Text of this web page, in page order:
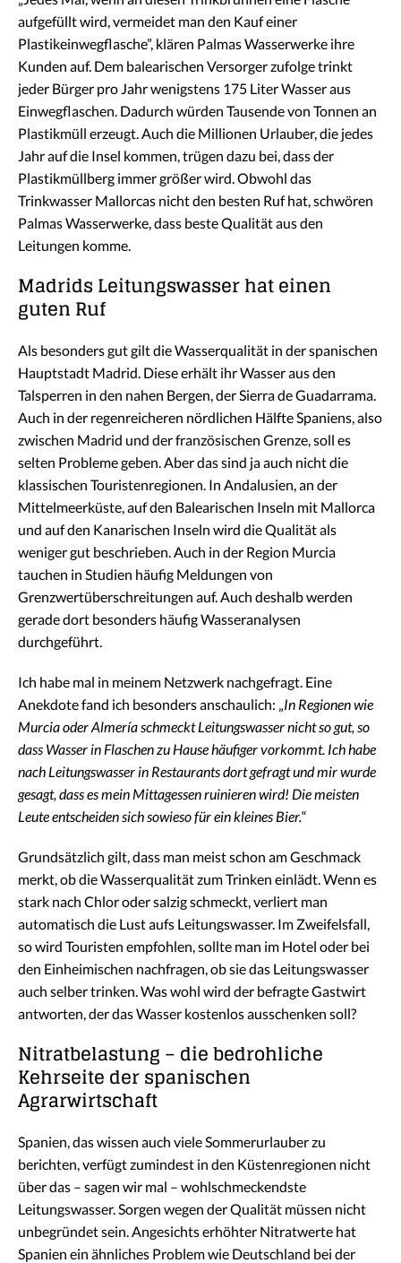
aufgefüllt wird, vermeidet man den Kauf einer
Plastikeinwegflasche”, klären Palmas Wasserwerke ihre
Kunden auf. Dem balearischen Versorger zufolge trinkt
jeder Bürger pro Jahr wenigstens 175 Liter Wasser aus
Einwegflaschen. Dadurch würden Tausende von Tonnen an
Plastikmüll erzeugt. Auch die Millionen Urlauber, die jedes
Jahr auf die Insel kommen, trügen dazu bei, dass der
Plastikmüllberg immer größer wird. Obwohl das
Trinkwasser Mallorcas nicht den besten Ruf hat, schwören
Palmas Wasserwerke, dass beste Qualität aus den
Leitungen komme.
Madrids Leitungswasser hat einen
guten Ruf
Als besonders gut gilt die Wasserqualität in der spanischen
Hauptstadt Madrid. Diese erhält ihr Wasser aus den
Talsperren in den nahen Bergen, der Sierra de Guadarrama.
Auch in der regenreicheren nördlichen Hälfte Spaniens, also
zwischen Madrid und der französischen Grenze, soll es
selten Probleme geben. Aber das sind ja auch nicht die
klassischen Touristenregionen. In Andalusien, an der
Mittelmeerküste, auf den Balearischen Inseln mit Mallorca
und auf den Kanarischen Inseln wird die Qualität als
weniger gut beschrieben. Auch in der Region Murcia
tauchen in Studien häufig Meldungen von
Grenzwertüberschreitungen auf. Auch deshalb werden
gerade dort besonders häufig Wasseranalysen
durchgeführt.
Ich habe mal in meinem Netzwerk nachgefragt. Eine
Anekdote fand ich besonders anschaulich: „ In Regionen wie
Murcia oder Almería schmeckt Leitungswasser nicht so gut, so
dass Wasser in Flaschen zu Hause häufiger vorkommt. Ich habe
nach Leitungswasser in Restaurants dort gefragt und mir wurde
gesagt, dass es mein Mittagessen ruinieren wird! Die meisten
Leute entscheiden sich sowieso für ein kleines Bier.“
Grundsätzlich gilt, dass man meist schon am Geschmack
merkt, ob die Wasserqualität zum Trinken einlädt. Wenn es
stark nach Chlor oder salzig schmeckt, verliert man
automatisch die Lust aufs Leitungswasser. Im Zweifelsfall,
so wird Touristen empfohlen, sollte man im Hotel oder bei
den Einheimischen nachfragen, ob sie das Leitungswasser
auch selber trinken. Was wohl wird der befragte Gastwirt
antworten, der das Wasser kostenlos ausschenken soll?
Nitratbelastung – die bedrohliche
Kehrseite der spanischen
Agrarwirtschaft
Spanien, das wissen auch viele Sommerurlauber zu
berichten, verfügt zumindest in den Küstenregionen nicht
über das – sagen wir mal – wohlschmeckendste
Leitungswasser. Sorgen wegen der Qualität müssen nicht
unbegründet sein. Angesichts erhöhter Nitratwerte hat
Spanien ein ähnliches Problem wie Deutschland bei der